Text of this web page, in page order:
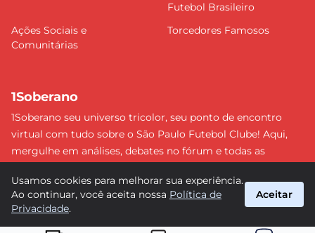
Futebol Brasileiro
Ações Sociais e
Comunitárias
Torcedores Famosos
1Soberano
1Soberano seu universo tricolor, seu ponto de encontro
virtual com tudo sobre o São Paulo Futebol Clube! Aqui,
mergulhe em análises, debates no fórum e todas as
detalhe e faça parte dessa comunidade apaixonada pelo
tricolor paulista. #SPFC #SãoPaulo #1Soberano
Usamos cookies para melhorar sua experiência.
Ao continuar, você aceita nossa Política de
Privacidade.
Aceitar